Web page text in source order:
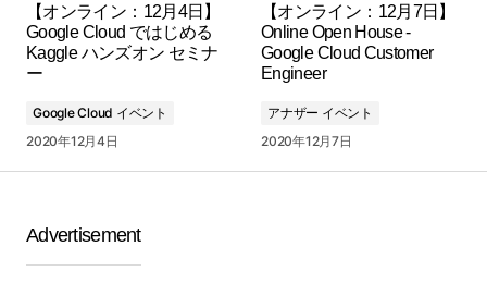
【オンライン：12月4日】
Google Cloud ではじめる
Kaggle ハンズオン セミナ
ー
Google Cloud イベント
2020年12月4日
【オンライン：12月7日】
Online Open House -
Google Cloud Customer
Engineer
アナザー イベント
2020年12月7日
Advertisement